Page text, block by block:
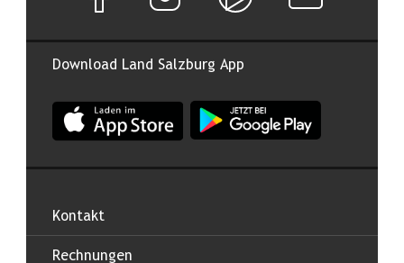
Download Land Salzburg App
App Land Salzburg im Apple App Store
App Land Salzburg im
Kontakt
Rechnungen